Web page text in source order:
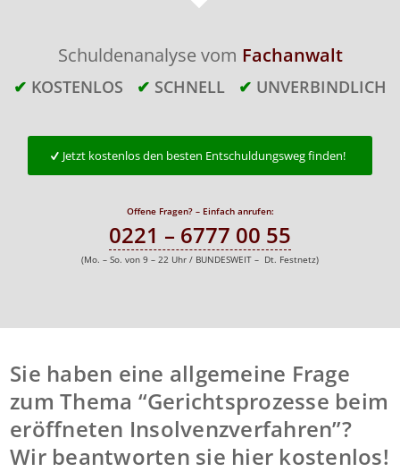
Schuldenanalyse vom Fachanwalt
✔ KOSTENLOS ✔ SCHNELL ✔ UNVERBINDLICH
Jetzt kostenlos den besten Entschuldungsweg finden!
Offene Fragen? – Einfach anrufen:
0221 – 6777 00 55
(Mo. – So. von 9 – 22 Uhr / BUNDESWEIT – Dt. Festnetz)
Sie haben eine allgemeine Frage
zum Thema “Gerichtsprozesse beim
eröffneten Insolvenzverfahren”?
Wir beantworten sie hier kostenlos!